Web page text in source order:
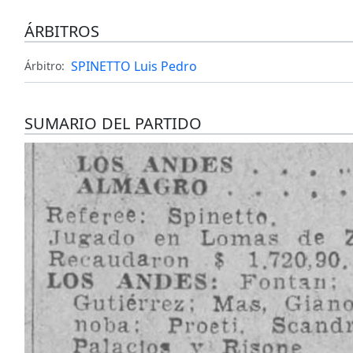
ÁRBITROS
Árbitro: SPINETTO Luis Pedro
SUMARIO DEL PARTIDO